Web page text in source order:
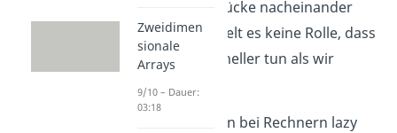
werten Ausdrücke nacheinander
aus. Dabei spielt es keine Rolle, dass
sie es viel schneller tun als wir
Menschen.
Das nennt man bei Rechnern lazy
Zweidimen
sionale
Arrays
9/10 – Dauer:
03:18